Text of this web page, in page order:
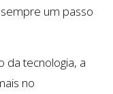
um passo
da tecnologia, a
no